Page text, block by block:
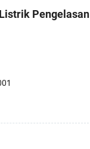
Pengelasan